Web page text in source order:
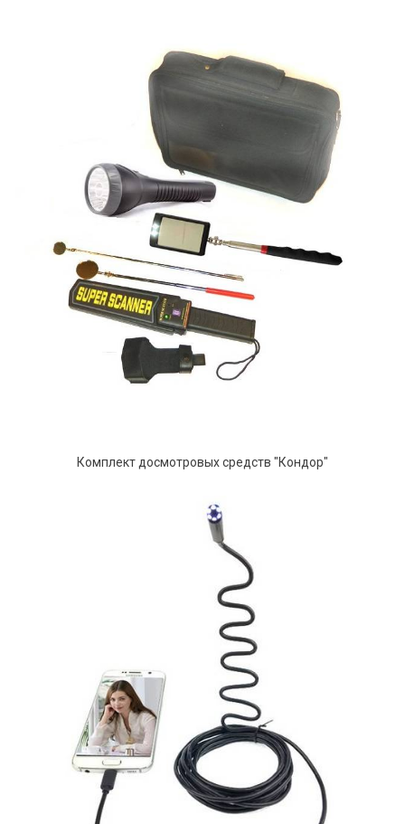
Комплект досмотровых средств "Кондор"